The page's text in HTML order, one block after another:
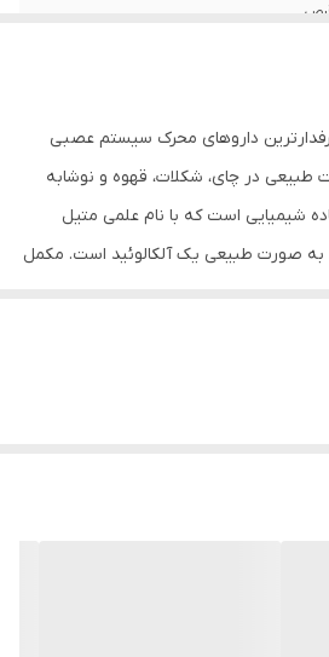
داروهای محرک سیستم عصبی
در چای، شکلات، قهوه و نوشابه
شیمیایی است که با نام علمی‌ متیل
به صورت طبیعی یک آلکالوئید است. مکمل
قرص کافئین می‌تواند به بهبود
بدن‌ می‌‌شود. به این ترتیب در مدت